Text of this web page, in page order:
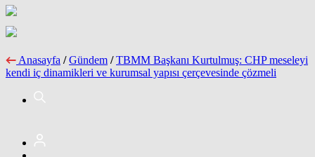
Anasayfa / Gündem / TBMM Başkanı Kurtulmuş: CHP meseleyi
kendi iç dinamikleri ve kurumsal yapısı çerçevesinde çözmeli